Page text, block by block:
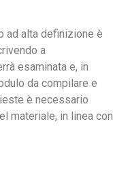
ad alta definizione è
a
esaminata e, in
da compilare e
è necessario
materiale, in linea con